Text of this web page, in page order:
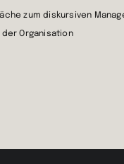
zum diskursiven
der Organisation